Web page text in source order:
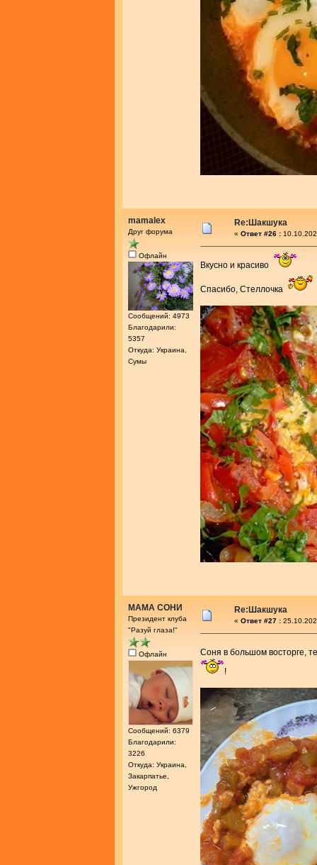
mamalex
Друг форума
Офлайн
Сообщений: 4973
Благодарили:
5357
Откуда: Украина,
Сумы
Re:Шакшука
« Ответ #26 :
Вкусно и красиво
Спасибо, Стеллочка
МАМА СОНИ
Президент клуба
"Разуй глаза!"
Офлайн
Сообщений: 6379
Благодарили:
3226
Откуда: Украина,
Закарпатье,
Ужгород
Re:Шакшука
« Ответ #27 :
Соня в большом восторге,
!